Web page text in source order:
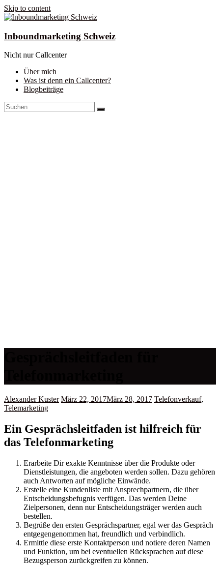
Skip to content
Inboundmarketing Schweiz
Nicht nur Callcenter
Über mich
Was ist denn ein Callcenter?
Blogbeiträge
Alexander Kuster März 22, 2017März 28, 2017 Telefonverkauf,
Telemarketing
Ein Gesprächsleitfaden ist hilfreich für
das Telefonmarketing
Erarbeite Dir exakte Kenntnisse über die Produkte oder
Dienstleistungen, die angeboten werden sollen. Dazu gehören
auch Antworten auf mögliche Einwände.
Erstelle eine Kundenliste mit Ansprechpartnern, die über
Entscheidungsbefugnis verfügen. Das werden Deine
Zielpersonen, denn nur Entscheidungsträger werden auch
bestellen.
Begrüße den ersten Gesprächspartner, egal wer das Gespräch
entgegengenommen hat, freundlich und verbindlich.
Ermittle diese erste Kontaktperson und notiere deren Namen
und Funktion, um bei eventuellen Rücksprachen auf diese
Bezugsperson zurückgreifen zu können.